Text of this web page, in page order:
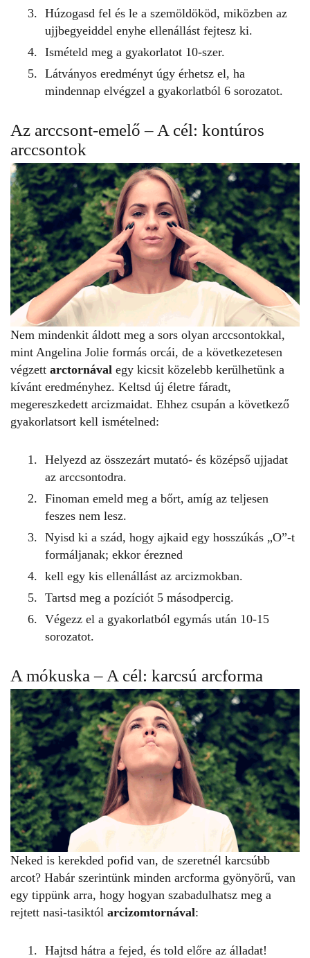
Húzogasd fel és le a szemöldököd, miközben az
ujjbegyeiddel enyhe ellenállást fejtesz ki.
Ismételd meg a gyakorlatot 10-szer.
Látványos eredményt úgy érhetsz el, ha
mindennap elvégzel a gyakorlatból 6 sorozatot.
Az arccsont-emelő – A cél: kontúros
arccsontok
Nem mindenkit áldott meg a sors olyan arccsontokkal,
mint Angelina Jolie formás orcái, de a következetesen
végzett arctornával egy kicsit közelebb kerülhetünk a
kívánt eredményhez. Keltsd új életre fáradt,
megereszkedett arcizmaidat. Ehhez csupán a következő
gyakorlatsort kell ismételned:
Helyezd az összezárt mutató- és középső ujjadat
az arccsontodra.
Finoman emeld meg a bőrt, amíg az teljesen
feszes nem lesz.
Nyisd ki a szád, hogy ajkaid egy hosszúkás „O”-t
formáljanak; ekkor érezned
kell egy kis ellenállást az arcizmokban.
Tartsd meg a pozíciót 5 másodpercig.
Végezz el a gyakorlatból egymás után 10-15
sorozatot.
A mókuska – A cél: karcsú arcforma
Neked is kerekded pofid van, de szeretnél karcsúbb
arcot? Habár szerintünk minden arcforma gyönyörű, van
egy tippünk arra, hogy hogyan szabadulhatsz meg a
rejtett nasi-tasiktól arcizomtornával:
Hajtsd hátra a fejed, és told előre az álladat!